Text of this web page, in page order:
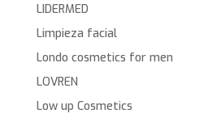
LIDERMED
Limpieza facial
Londo cosmetics for men
LOVREN
Low up Cosmetics